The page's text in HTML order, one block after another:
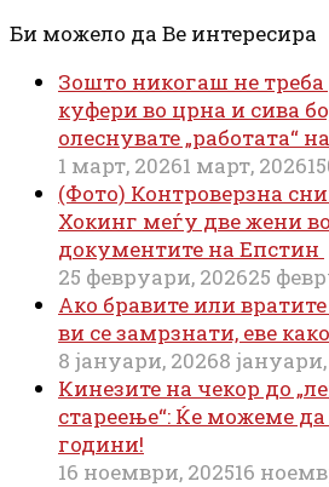
Би можело да Ве интересира
Зошто никогаш не
куфери во црна и сива
олеснувате „работата“
1 март, 20261 март, 2026
(Фото) Контроверзна
Хокинг меѓу две жени
документите на Епстин
25 февруари, 202625
Ако бравите или
ви се замрзнати, еве
8 јануари, 20268
Кинезите на чекор до
стареење“: Ќе можеме
години!
16 ноември, 202516